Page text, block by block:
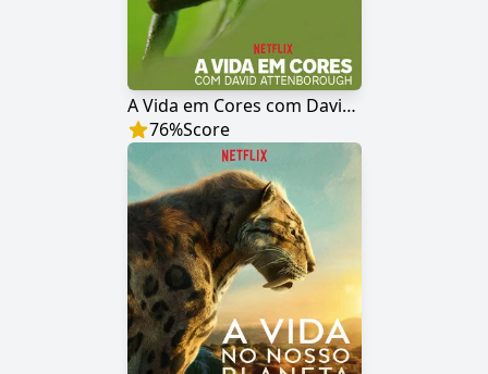
A Vida em Cores com David Attenborough
76%Score